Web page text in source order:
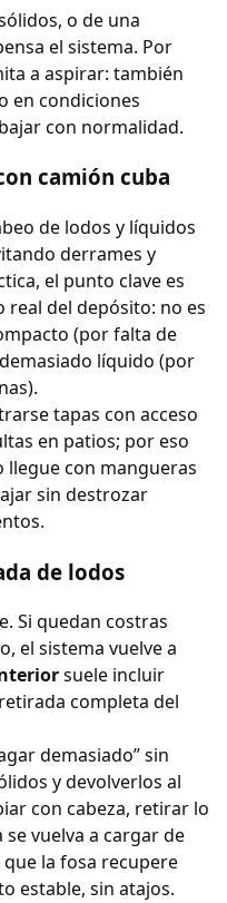
o de una
el sistema. Por
a aspirar: también
en condiciones
con normalidad.
camión cuba
de lodos y líquidos
derrames y
el punto clave es
real del depósito: no es
(por falta de
líquido (por
tapas con acceso
en patios; por eso
llegue con mangueras
sin destrozar
de lodos
Si quedan costras
el sistema vuelve a
suele incluir
completa del
demasiado” sin
y devolverlos al
con cabeza, retirar lo
vuelva a cargar de
la fosa recupere
estable, sin atajos.